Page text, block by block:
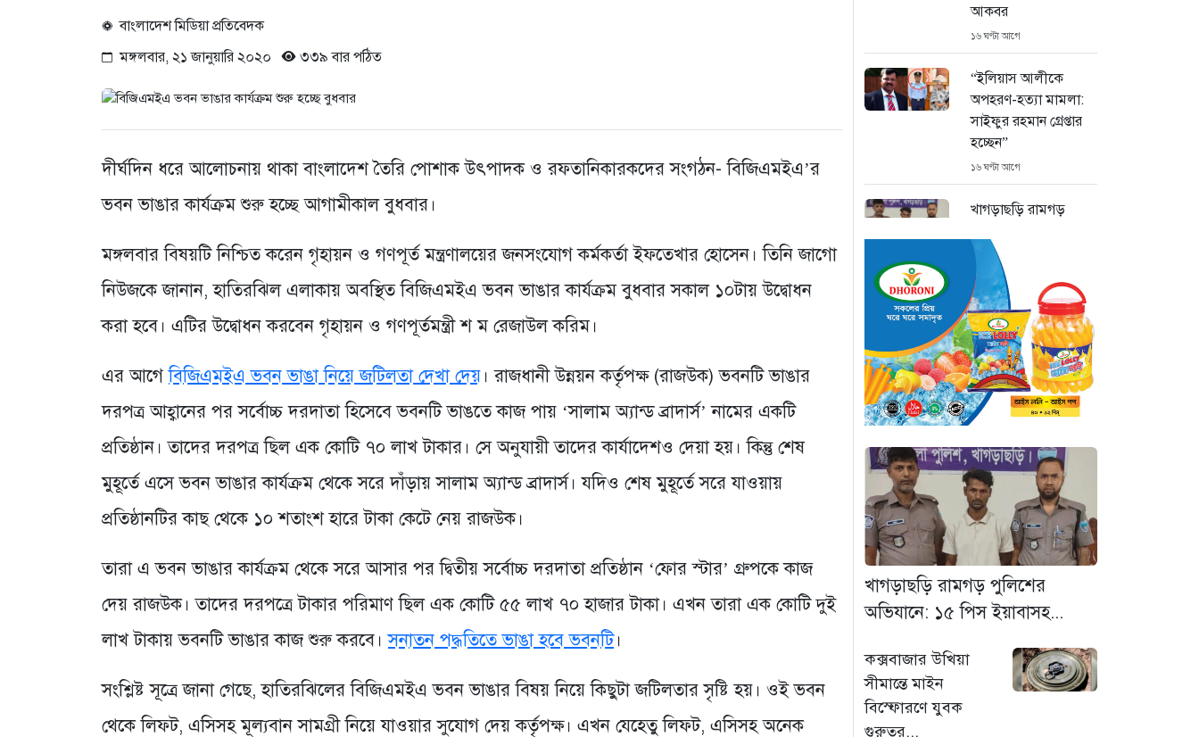
বাংলাদেশ মিডিয়া প্রতিবেদক
মঙ্গলবার, ২১ জানুয়ারি ২০২০
৩৩৯ বার পঠিত
দীর্ঘদিন ধরে আলোচনায় থাকা বাংলাদেশ তৈরি পোশাক উৎপাদক ও রফতানিকারকদের সংগঠন- বিজিএমইএ’র
ভবন ভাঙার কার্যক্রম শুরু হচ্ছে আগামীকাল বুধবার।
মঙ্গলবার বিষয়টি নিশ্চিত করেন গৃহায়ন ও গণপূর্ত মন্ত্রণালয়ের জনসংযোগ কর্মকর্তা ইফতেখার হোসেন। তিনি জাগো
নিউজকে জানান, হাতিরঝিল এলাকায় অবস্থিত বিজিএমইএ ভবন ভাঙার কার্যক্রম বুধবার সকাল ১০টায় উদ্বোধন
করা হবে। এটির উদ্বোধন করবেন গৃহায়ন ও গণপূর্তমন্ত্রী শ ম রেজাউল করিম।
এর আগেবিজিএমইএ ভবন ভাঙা নিয়ে জটিলতা দেখা দেয় । রাজধানী উন্নয়ন কর্তৃপক্ষ (রাজউক) ভবনটি ভাঙার
দরপত্র আহ্বানের পর সর্বোচ্চ দরদাতা হিসেবে ভবনটি ভাঙতে কাজ পায় ‘সালাম অ্যান্ড ব্রাদার্স’ নামের একটি
প্রতিষ্ঠান। তাদের দরপত্র ছিল এক কোটি ৭০ লাখ টাকার। সে অনুযায়ী তাদের কার্যাদেশও দেয়া হয়। কিন্তু শেষ
মুহূর্তে এসে ভবন ভাঙার কার্যক্রম থেকে সরে দাঁড়ায় সালাম অ্যান্ড ব্রাদার্স। যদিও শেষ মুহূর্তে সরে যাওয়ায়
প্রতিষ্ঠানটির কাছ থেকে ১০ শতাংশ হারে টাকা কেটে নেয় রাজউক।
তারা এ ভবন ভাঙার কার্যক্রম থেকে সরে আসার পর দ্বিতীয় সর্বোচ্চ দরদাতা প্রতিষ্ঠান ‘ফোর স্টার’ গ্রুপকে কাজ
দেয় রাজউক। তাদের দরপত্রে টাকার পরিমাণ ছিল এক কোটি ৫৫ লাখ ৭০ হাজার টাকা। এখন তারা এক কোটি দুই
লাখ টাকায় ভবনটি ভাঙার কাজ শুরু করবে।সনাতন পদ্ধতিতে ভাঙা হবে ভবনটি।
সংশ্লিষ্ট সূত্রে জানা গেছে, হাতিরঝিলের বিজিএমইএ ভবন ভাঙার বিষয় নিয়ে কিছুটা জটিলতার সৃষ্টি হয়। ওই ভবন
থেকে লিফট, এসিসহ মূল্যবান সামগ্রী নিয়ে যাওয়ার সুযোগ দেয় কর্তৃপক্ষ। এখন যেহেতু লিফট, এসিসহ অনেক
আকবর
১৬ ঘণ্টা আগে
“ইলিয়াস আলীকে
অপহরণ-হত্যা মামলা:
সাইফুর রহমান গ্রেপ্তার
হচ্ছেন”
১৬ ঘণ্টা আগে
খাগড়াছড়ি রামগড়
পিস ইয়াবাসহ যুবক
গ্রেপ্তার
১৭ ঘণ্টা আগে
কক্সবাজার উখিয়া
সীমান্তে মাইন
বিস্ফোরণে যুবক গুরুতর
আহত
জোরারগঞ্জ থানা
পুলিশের বিশেষ অভিযান
কক্সবাজারের পুরনো
মাদক কারবারি গ্রেফতার
১৭ ঘণ্টা আগে
ঢাকা চট্টগ্রাম মহাসড়ক
স্টার লাইন বাসের ধাক্কায়
অটোরিকশা চালক নিহত
১৭ ঘণ্টা আগে
খাগড়াছড়ি রামগড় পুলিশের
অভিযানে: ১৫ পিস ইয়াবাসহ...
কক্সবাজার উখিয়া
সীমান্তে মাইন
বিস্ফোরণে যুবক
গুরুতর...